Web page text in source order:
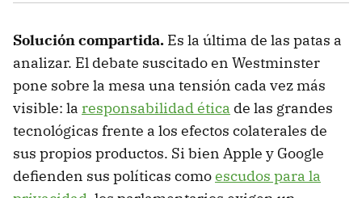
Solución compartida. Es la última de las patas a
analizar. El debate suscitado en Westminster
pone sobre la mesa una tensión cada vez más
visible: la responsabilidad ética de las grandes
tecnológicas frente a los efectos colaterales de
sus propios productos. Si bien Apple y Google
defienden sus políticas comoescudos para la